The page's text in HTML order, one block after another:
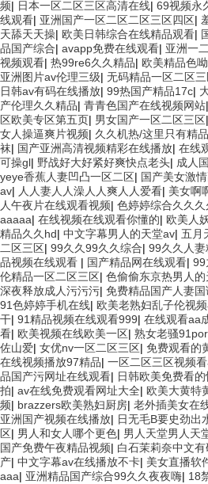
频| 日本一区二区三区高清在线| 69视频永
线观看| 亚洲国产一区二区二区三区四区|
天舔天天操| 欧美日韩综合在线精品观看|
品国产综合| avapp免费在线观看| 亚洲一
视频观看| 热99re6久久精品| 欧美精品色
亚洲图片av伦理三级| 无码精品一区二区
日韩av有码在线播放| 99热国产精品17c|
产伦理久久精品| 青青色国产在线视频网站|
区欧美专区第五页| 男女国产一区二区三区|
女人操逼爽片视频| 久久机热/这里只有精
袜| 国产亚洲高清视频精彩在线播放| 在线
可操gl| 野战好大好紧好爽快点老头| 成人
yeye香蕉人妻凹凸一区二区| 国产美女激
av| 人人妻人人澡人人爽人人爱看| 美女啊
人午夜片在线观看视频| 色婷婷综合久久
aaaaa| 在线视频在线观看你懂的| 欧美人
精品久久hd| 中文字幕男人的天堂av| 五月
二区三区| 99久久99久久综合| 99久久人
品视频在线观看 | 国产精品网在线观看| 99
伦精品一区二区三区| 色偷偷东京热男人的
深夜释放成人污污污| 免费精品国产人妻国
91色婷婷手机在线| 欧美老熟妇乱子伦视
干| 91精品视频在线观看999| 在线观看aa
看| 欧美视频在线欧美一区| 熟女老骚
佐山爱| 女优nv一区二区三区| 免费观看的
在线视频播放97精品| 一区二区三区视频
品国产污网址在线观看| 日韩欧美免费看
拍| av在线免费观看网址大全| 欧美大黄特
频| brazzers欧美熟妇厨房| 老外插美女在
亚洲国产视频在线播放| 日无毛B要史劲出
区| 男人和女人哪个更色| 男人天堂男人天
国产免费午夜精品视频| 白石茉莉奈中文
产| 中文字幕av在线播放不卡| 美女直播软
aaa| 亚洲精品国产综合99久久夜夜嗨| 18